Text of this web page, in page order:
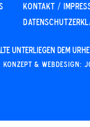
KONTAKT /
unterliegen dem
Konzept &